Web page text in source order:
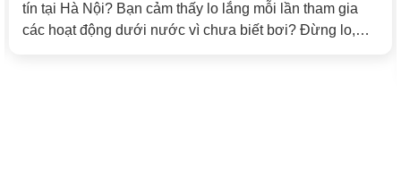
tại Hà Nội? Bạn cảm thấy lo lắng mỗi lần tham gia
hoạt động dưới nước vì chưa biết bơi? Đừng lo,